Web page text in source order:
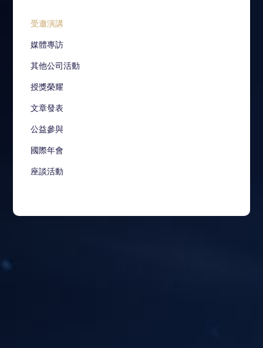
受邀演講
媒體專訪
其他公司活動
授獎榮耀
文章發表
公益參與
國際年會
座談活動